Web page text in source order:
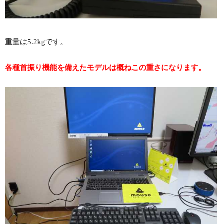
重量は5.2kgです。
各種首振り機能を備えたモデルは概ねこの重さになります。